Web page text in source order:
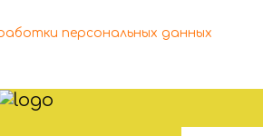
персональных данных